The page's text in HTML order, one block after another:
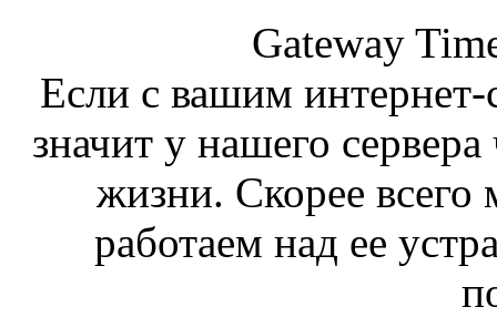
Gateway
Если с вашим интернет-
значит у нашего
жизни. Скорее
работаем над ее